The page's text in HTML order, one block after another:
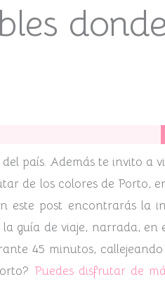
donde
país. Además te invito a
de los colores de Porto,
este post encontrarás la
guía de viaje, narrada, en
45 minutos,
Puedes disfrutar de